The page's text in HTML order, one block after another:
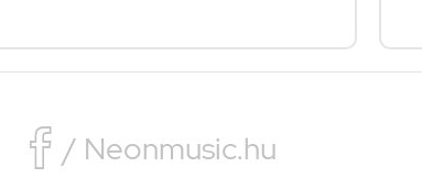
 / Neonmusic.hu